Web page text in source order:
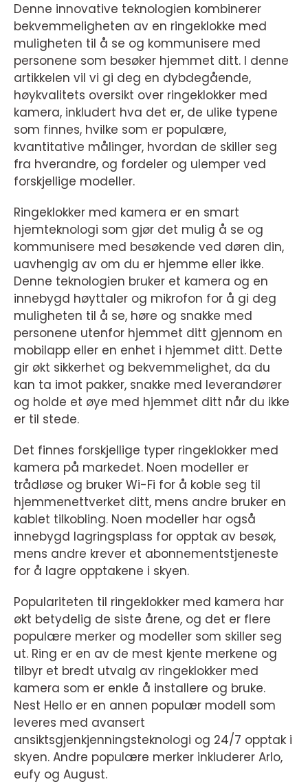
Denne innovative teknologien kombinerer
bekvemmeligheten av en ringeklokke med
muligheten til å se og kommunisere med
personene som besøker hjemmet ditt. I denne
artikkelen vil vi gi deg en dybdegående,
høykvalitets oversikt over ringeklokker med
kamera, inkludert hva det er, de ulike typene
som finnes, hvilke som er populære,
kvantitative målinger, hvordan de skiller seg
fra hverandre, og fordeler og ulemper ved
forskjellige modeller.
Ringeklokker med kamera er en smart
hjemteknologi som gjør det mulig å se og
kommunisere med besøkende ved døren din,
uavhengig av om du er hjemme eller ikke.
Denne teknologien bruker et kamera og en
innebygd høyttaler og mikrofon for å gi deg
muligheten til å se, høre og snakke med
personene utenfor hjemmet ditt gjennom en
mobilapp eller en enhet i hjemmet ditt. Dette
gir økt sikkerhet og bekvemmelighet, da du
kan ta imot pakker, snakke med leverandører
og holde et øye med hjemmet ditt når du ikke
er til stede.
Det finnes forskjellige typer ringeklokker med
kamera på markedet. Noen modeller er
trådløse og bruker Wi-Fi for å koble seg til
hjemmenettverket ditt, mens andre bruker en
kablet tilkobling. Noen modeller har også
innebygd lagringsplass for opptak av besøk,
mens andre krever et abonnementstjeneste
for å lagre opptakene i skyen.
Populariteten til ringeklokker med kamera har
økt betydelig de siste årene, og det er flere
populære merker og modeller som skiller seg
ut. Ring er en av de mest kjente merkene og
tilbyr et bredt utvalg av ringeklokker med
kamera som er enkle å installere og bruke.
Nest Hello er en annen populær modell som
leveres med avansert
ansiktsgjenkjenningsteknologi og 24/7 opptak i
skyen. Andre populære merker inkluderer Arlo,
eufy og August.